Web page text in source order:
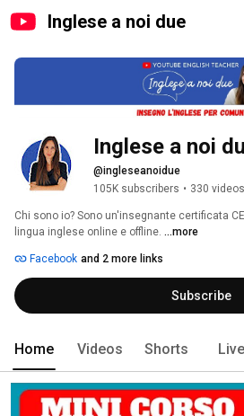
Inglese a noi due
Inglese a noi
@ingleseanoidue
105K subscribers • 330 videos
Chi sono io? Sono un'insegnante certificata
lingua inglese online e offline. ...more
Facebook and 2 more links
Subscribe
Home Videos Shorts Live